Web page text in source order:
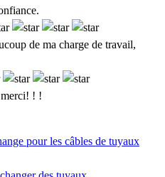
de ma charge de travail,
! !
pour les câbles de tuyaux